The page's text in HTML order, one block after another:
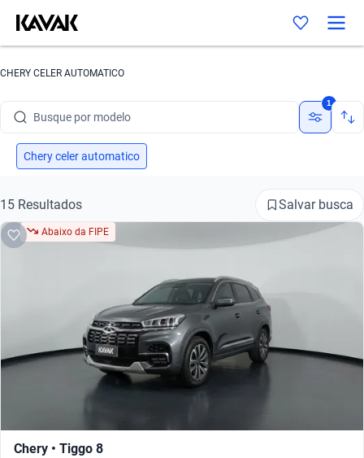
CHERY CELER AUTOMATICO
Busque por marca
Busque por versão
Busque por ano
Busque por modelo
1
Chery celer automatico
15 Resultados Salvar busca
Abaixo da FIPE
Chery • Tiggo 8